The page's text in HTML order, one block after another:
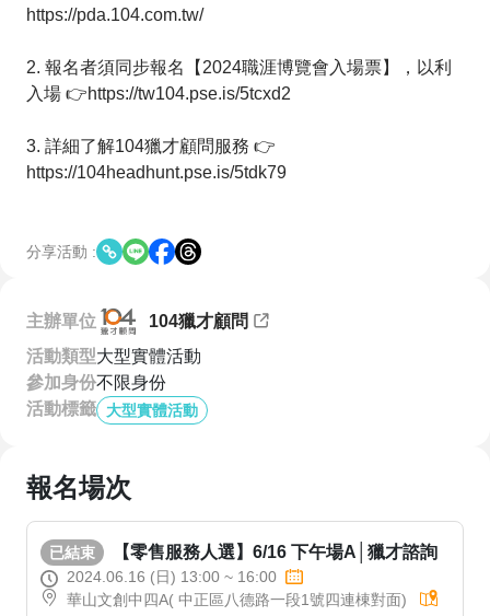
https://pda.104.com.tw/
2. 報名者須同步報名【2024職涯博覽會入場票】，以利
入場 👉https://tw104.pse.is/5tcxd2
3. 詳細了解104獵才顧問服務 👉
https://104headhunt.pse.is/5tdk79
分享活動 :
主辦單位
104獵才顧問
活動類型大型實體活動
參加身份不限身份
活動標籤
大型實體活動
報名場次
已結束 【零售服務人選】6/16 下午場A│獵才諮詢
2024.06.16 (日) 13:00 ~ 16:00
華山文創中四A( 中正區八德路一段1號四連棟對面)